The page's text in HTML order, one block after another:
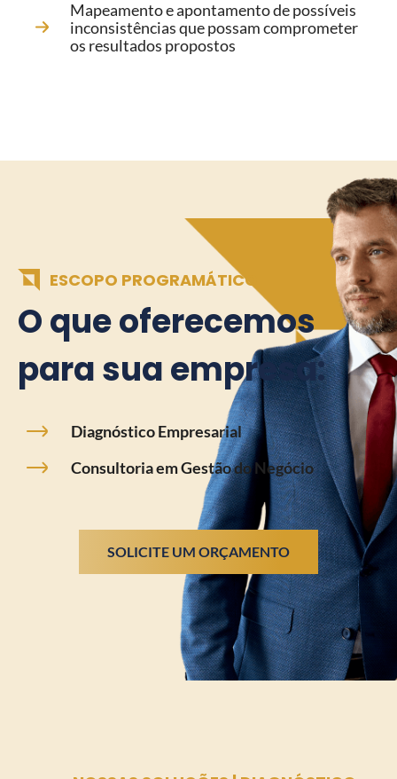
Mapeamento e apontamento de possíveis
inconsistências que possam comprometer
os resultados propostos
ESCOPO PROGRAMÁTICO
O que oferecemos
para sua empresa:
Diagnóstico Empresarial
Consultoria em Gestão do Negócio
SOLICITE UM ORÇAMENTO